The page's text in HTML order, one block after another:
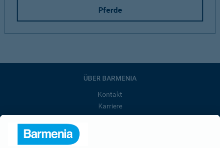
Pferde
ÜBER BARMENIA
Kontakt
Karriere